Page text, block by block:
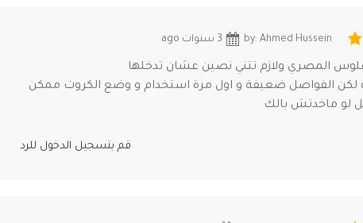
by: Ahmed Hussein
المصري ولازم تتني نصين عشان تدخلها
لكن الفواصل ضعيفة و اول مرة استخدام و وضع الكروت ممكن
لو ماخدتش بالك
قم بتسجيل الدخول للرد